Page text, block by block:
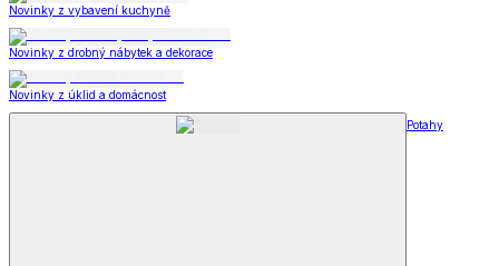
Novinky z vybavení kuchyně
Novinky z drobný nábytek a dekorace
Novinky z úklid a domácnost
Potahy